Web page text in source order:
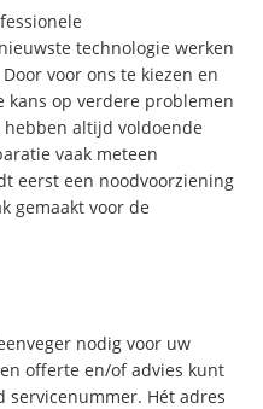
technologie werken
voor ons te kiezen en
kans op verdere problemen
hebben altijd voldoende
vaak meteen
eerst een noodvoorziening
gemaakt voor de
nodig voor uw
offerte en/of advies kunt
servicenummer. Hét adres